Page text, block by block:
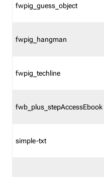
fwpig_guess_object
fwpig_hangman
fwpig_techline
fwb_plus_stepAccessEbook
simple-txt